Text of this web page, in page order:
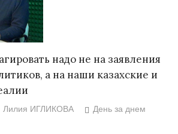
надо не на заявления
а на наши казахские и
Лилия ИГЛИКОВА
День за днем